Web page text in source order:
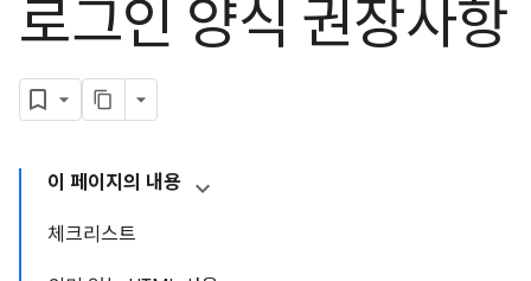
로그인 양식 권장사항
이 페이지의 내용
체크리스트